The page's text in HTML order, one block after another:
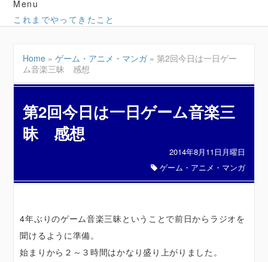
Menu
これまでやってきたこと
Home »ゲーム・アニメ・マンガ»第2回今日は一日ゲー
ム音楽三昧 感想
第2回今日は一日ゲーム音楽三
昧 感想
2014年8月11日月曜日
ゲーム・アニメ・マンガ
4年ぶりのゲーム音楽三昧ということで前日からラジオを
聞けるように準備。
始まりから２～３時間はかなり盛り上がりました。